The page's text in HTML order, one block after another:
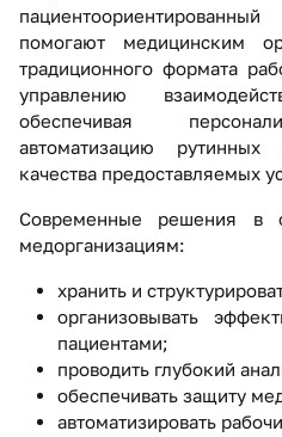
помогают медицинским
традиционного формата
управлению
обеспечивая
автоматизацию
качества предоставляемых
Современные решения в
медорганизациям:
хранить и
организовывать
пациентами;
проводить глубокий
обеспечивать защиту
автоматизировать